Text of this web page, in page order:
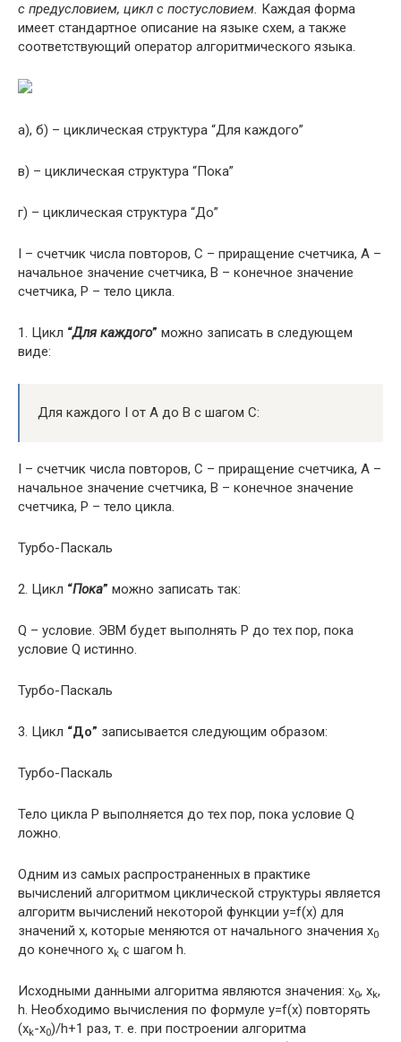
с предусловием, цикл с постусловием. Каждая форма
имеет стандартное описание на языке схем, а также
соответствующий оператор алгоритмического языка.
а), б) – циклическая структура “Для каждого”
в) – циклическая структура “Пока”
г) – циклическая структура “До”
I – счетчик числа повторов, C – приращение счетчика, A –
начальное значение счетчика, B – конечное значение
счетчика, P – тело цикла.
1. Цикл “Для каждого” можно записать в следующем
виде:
Для каждого I от A до B с шагом С:
I – счетчик числа повторов, C – приращение счетчика, A –
начальное значение счетчика, B – конечное значение
счетчика, P – тело цикла.
Турбо-Паскаль
2. Цикл “Пока” можно записать так:
Q – условие. ЭВМ будет выполнять P до тех пор, пока
условие Q истинно.
Турбо-Паскаль
3. Цикл “До” записывается следующим образом:
Турбо-Паскаль
Тело цикла P выполняется до тех пор, пока условие Q
ложно.
Одним из самых распространенных в практике
вычислений алгоритмом циклической структуры является
алгоритм вычислений некоторой функции y=f(x) для
значений x, которые меняются от начального значения x0
до конечного xk с шагом h.
Исходными данными алгоритма являются значения: x0, xk,
h. Необходимо вычисления по формуле y=f(x) повторять
(xk-x0)/h+1 раз, т. е. при построении алгоритма